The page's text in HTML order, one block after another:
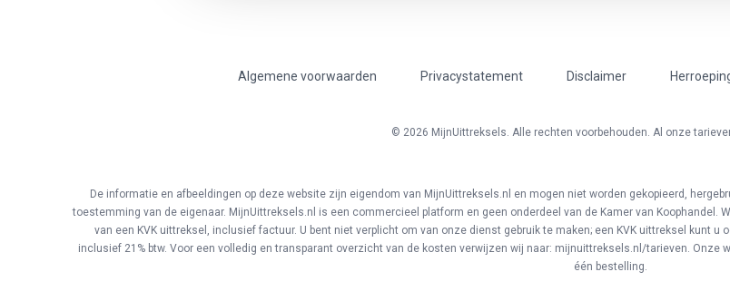
Algemene voorwaarden Privacystatement Disclaimer
© 2026 MijnUittreksels. Alle rechten voorbehouden. Al onze
De informatie en afbeeldingen op deze website zijn eigendom van MijnUittreksels.nl en mogen niet worden gekopieerd,
toestemming van de eigenaar. MijnUittreksels.nl is een commercieel platform en geen onderdeel van de Kamer van Koophandel.
van een KVK uittreksel, inclusief factuur. U bent niet verplicht om van onze dienst gebruik te maken; een KVK uittreksel kunt
inclusief 21% btw. Voor een volledig en transparant overzicht van de kosten verwijzen wij naar: mijnuittreksels.nl/tarieven.
één bestelling.